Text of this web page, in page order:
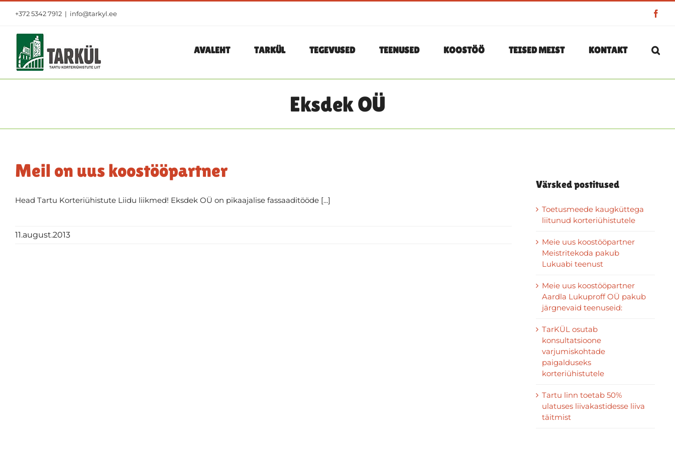
Skip
+372 5342 7912 | info@tarkyl.ee
AVALEHT TARKÜL TEGEVUSED TEENUSED KOOSTÖÖ TEISED MEIST KONTAKT
Eksdek OÜ
Meil on uus koostööpartner
Head Tartu Korteriühistute Liidu liikmed! Eksdek OÜ on pikaajalise fassaaditööde [...]
11.august.2013
Värsked postitused
Toetusmeede kaugküttega
liitunud korteriühistutele
Meie uus koostööpartner
Meistritekoda pakub
Lukuabi teenust
Meie uus koostööpartner
Aardla Lukuproff OÜ pakub
järgnevaid teenuseid:
TarKÜL osutab
konsultatsioone
varjumiskohtade
paigalduseks
korteriühistutele
Tartu linn toetab 50%
ulatuses liivakastidesse liiva
täitmist